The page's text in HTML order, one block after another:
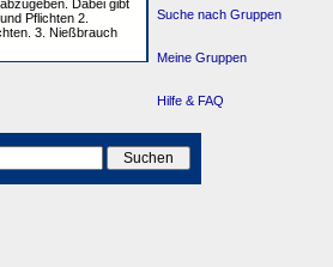
Dabei gibt
Pflichten 2.
3. Nießbrauch
Suche nach Gruppen
Meine Gruppen
Hilfe & FAQ